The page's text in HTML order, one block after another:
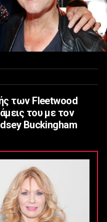
των Fleetwood
του με τον
Buckingham